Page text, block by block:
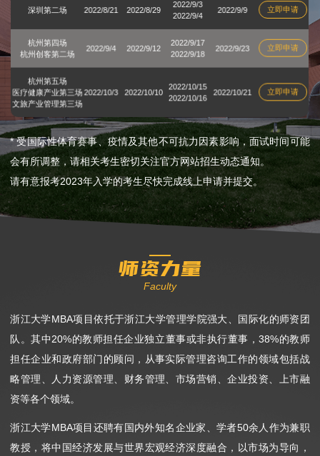
深圳第二场 2022/8/21 2022/8/29
2022/9/3
2022/9/4
2022/9/9 立即申请
杭州第四场
杭州创客第二场
2022/9/4 2022/9/12
2022/9/17
2022/9/18
2022/9/23 立即申请
杭州第五场
医疗健康产业第三场
文旅产业管理第三场
2022/10/3 2022/10/10
2022/10/15
2022/10/16
2022/10/21 立即申请
* 受国际性体育赛事、疫情及其他不可抗力因素影响，面试时间可能
会有所调整，请相关考生密切关注官方网站招生动态通知。
请有意报考2023年入学的考生尽快完成线上申请并提交。
师资力量
Faculty
浙江大学MBA项目依托于浙江大学管理学院强大、国际化的师资团
队。其中20%的教师担任企业独立董事或非执行董事，38%的教师
担任企业和政府部门的顾问，从事实际管理咨询工作的领域包括战
略管理、人力资源管理、财务管理、市场营销、企业投资、上市融
资等各个领域。
浙江大学MBA项目还聘有国内外知名企业家、学者50余人作为兼职
教授，将中国经济发展与世界宏观经济深度融合，以市场为导向，